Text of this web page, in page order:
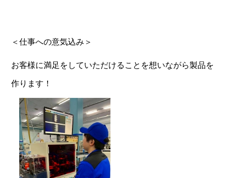
＜仕事への意気込み＞
お客様に満足をしていただけることを想いながら製品を
作ります！